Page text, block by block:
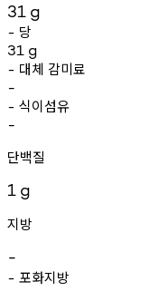
31 g
- 당
31 g
- 대체 감미료
-
- 식이섬유
-
단백질
1 g
지방
-
- 포화지방